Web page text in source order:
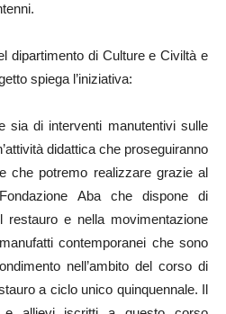
dipartimento di Culture e Civiltà e
spiega l’iniziativa:
sia di interventi manutentivi sulle
didattica che proseguiranno
che potremo realizzare grazie al
Aba che dispone di
restauro e nella movimentazione
contemporanei che sono
nell’ambito del corso di
a ciclo unico quinquennale. Il